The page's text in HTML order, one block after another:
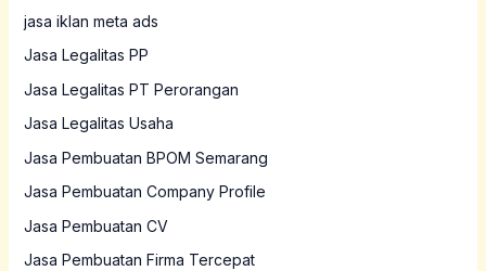
jasa iklan meta ads
Jasa Legalitas PP
Jasa Legalitas PT Perorangan
Jasa Legalitas Usaha
Jasa Pembuatan BPOM Semarang
Jasa Pembuatan Company Profile
Jasa Pembuatan CV
Jasa Pembuatan Firma Tercepat